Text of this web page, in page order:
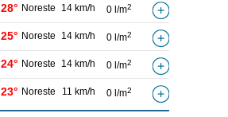
28° Noreste 14 km/h 0 l/m2
25° Noreste 14 km/h 0 l/m2
24° Noreste 14 km/h 0 l/m2
23° Noreste 11 km/h 0 l/m2